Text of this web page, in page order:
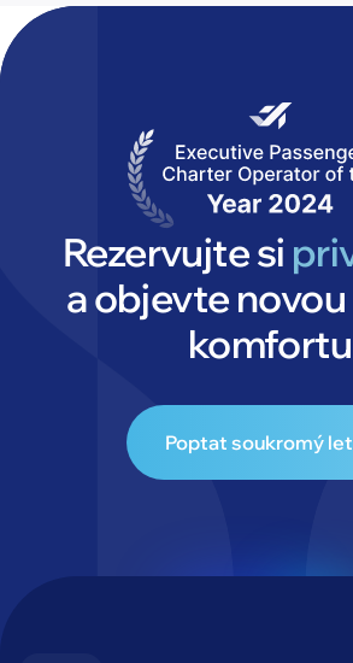
Rezervujte si
a objevte
komfortu
Poptat soukromý let